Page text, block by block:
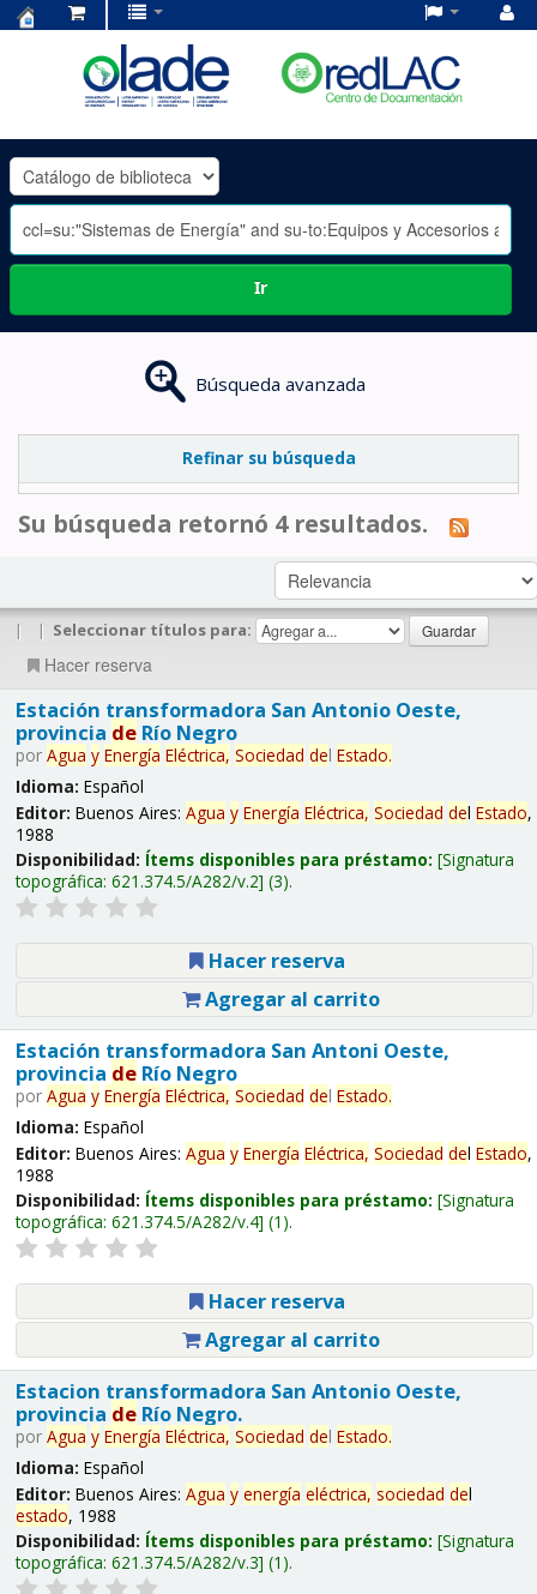
OLADE
-
Ir
Búsqueda avanzada
Refinar su búsqueda
Su búsqueda retornó 4 resultados.
| | Seleccionar títulos para:
Hacer reserva
Estación transformadora San Antonio Oeste,
provincia deRío Negro
por Agua y Energía Eléctrica, Sociedad del Estado.
Idioma: Español
Editor: Buenos Aires: Agua y Energía Eléctrica, Sociedad del Estado,
1988
Disponibilidad: Ítems disponibles para préstamo: Signatura
topográfica: 621.374.5/A282/v.2 (3).
Hacer reserva
Agregar al carrito
Estación transformadora San Antoni Oeste,
provincia deRío Negro
por Agua y Energía Eléctrica, Sociedad del Estado.
Idioma: Español
Editor: Buenos Aires: Agua y Energía Eléctrica, Sociedad del Estado,
1988
Disponibilidad: Ítems disponibles para préstamo: Signatura
topográfica: 621.374.5/A282/v.4 (1).
Hacer reserva
Agregar al carrito
Estacion transformadora San Antonio Oeste,
provincia deRío Negro.
por Agua y Energía Eléctrica, Sociedad del Estado.
Idioma: Español
Editor: Buenos Aires: Agua y energía eléctrica, sociedad del
estado, 1988
Disponibilidad: Ítems disponibles para préstamo: Signatura
topográfica: 621.374.5/A282/v.3 (1).